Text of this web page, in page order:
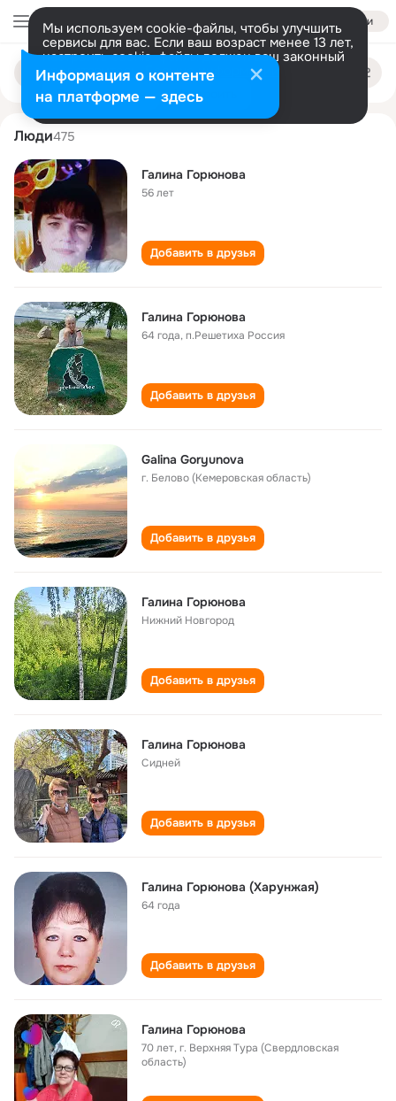
Войти
Мы используем cookie-файлы, чтобы улучшить
сервисы для вас. Если ваш возраст менее 13 лет,
настроить cookie-файлы должен ваш законный
представитель. Больше информации
Разрешить все Настроить
Поиск
людям
galina goryunova
Люди475
Галина Горюнова
56 лет
Добавить в друзья
Галина Горюнова
64 года,п.Решетиха Россия
Добавить в друзья
Galina Goryunova
г. Белово (Кемеровская область)
Добавить в друзья
Галина Горюнова
Нижний Новгород
Добавить в друзья
Галина Горюнова
Сидней
Добавить в друзья
Галина Горюнова (Харунжая)
64 года
Добавить в друзья
Галина Горюнова
70 лет,г. Верхняя Тура (Свердловская
область)
Информация о контенте
на платформе — здесь